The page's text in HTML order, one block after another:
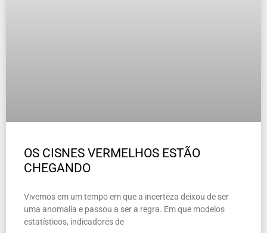
OS CISNES VERMELHOS ESTÃO
CHEGANDO
Vivemos em um tempo em que a incerteza deixou de ser
uma anomalia e passou a ser a regra. Em que modelos
estatísticos, indicadores de